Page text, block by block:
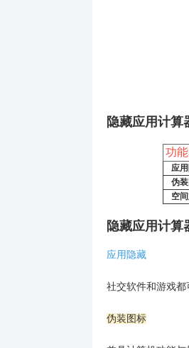
隐藏应用计算
功
应
伪
空
隐藏应用计算
应用隐藏
社交软件和游戏都
伪装图标